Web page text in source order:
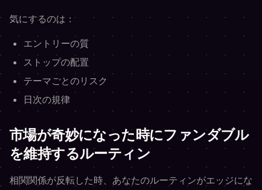
気にするのは：
エントリーの質
ストップの配置
テーマごとのリスク
日次の規律
市場が奇妙になった時にファンダブル
を維持するルーティン
相関関係が反転した時、あなたのルーティンがエッジにな